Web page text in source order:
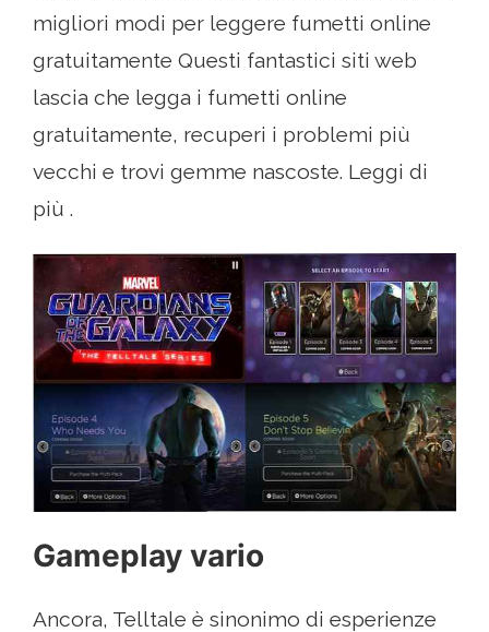
migliori modi per leggere fumetti online
gratuitamente Questi fantastici siti web
lascia che legga i fumetti online
gratuitamente, recuperi i problemi più
vecchi e trovi gemme nascoste. Leggi di
più .
Gameplay vario
Ancora, Telltale è sinonimo di esperienze